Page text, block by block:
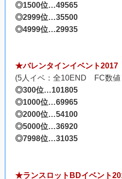
◎1500位…49565
◎2999位…35500
◎4999位…29935
★バレンタインイベント2017
(5人イベ：全10END FC数値
◎300位…101805
◎1000位…69965
◎2000位…54100
◎5000位…36920
◎7998位…31035
★ランスロットBDイベント